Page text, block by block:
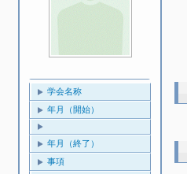
学会名称
年月（開始）
年月（終了）
事項